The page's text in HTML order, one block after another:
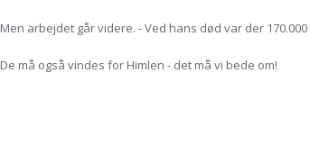
Men arbejdet går videre. - Ved hans død var der
De må også vindes for Himlen - det må vi bede om!